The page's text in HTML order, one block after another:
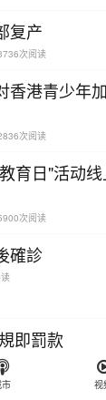
复产
次阅读
香港青少年
次阅读
育日"活动
次阅读
確診
即罰款
视